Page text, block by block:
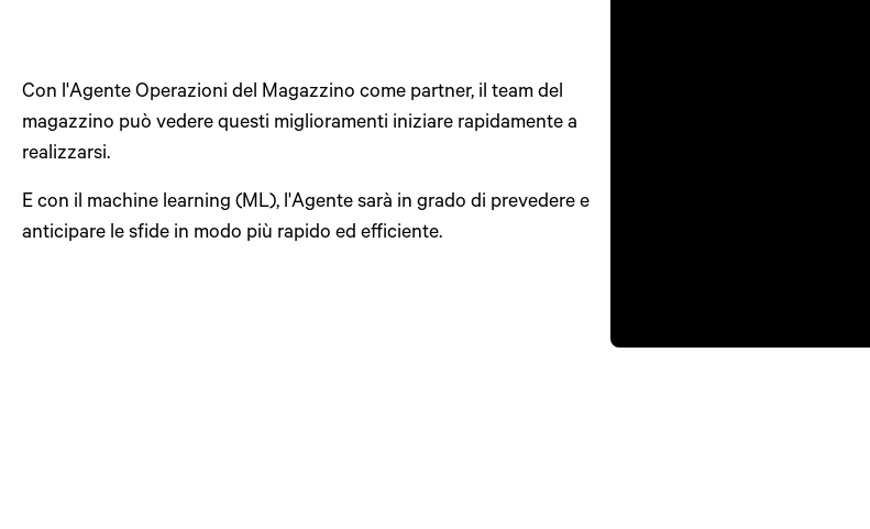
Con l'Agente Operazioni del Magazzino come partner, il team del
magazzino può vedere questi miglioramenti iniziare rapidamente a
realizzarsi.
E con il machine learning (ML), l'Agente sarà in grado di prevedere e
anticipare le sfide in modo più rapido ed efficiente.